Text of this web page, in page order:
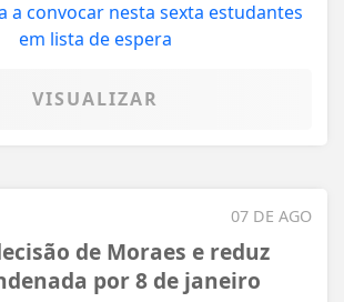
VISUALIZAR
07 DE AGO
de Moraes e reduz
por 8 de janeiro